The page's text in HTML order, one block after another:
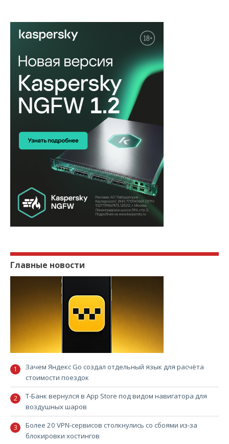
Главные новости
Зачем Яндекс Go создал отдельный язык для расчёта
стоимости поездок
Т-Банк вернулся в App Store под видом навигатора для
воздушных шаров
Более 20 VPN-сервисов столкнулись со сбоями из-за
блокировки хостингов